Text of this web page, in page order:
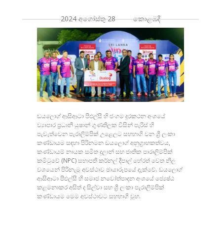
2024 අගෝස්තු 28 කොළඹදී
ඩයලොග් ආසිආටා පීඑල්සී හි ජංගම දුරකථන අංශයේ
ව්‍යාපාර ප්‍රධානී යුෂාන් ගුණතිලක විසින් පැරිස් හි
පැවැත්වෙන පැරාලිම්පික් උළෙලට සහභාගි වන ශ්‍රී ලංකා
කණ්ඩායම සඳහා පිරිනමන ඩයලොග් අනුග්‍රාහකත්වය,
කණ්ඩායම් නායක සමිත දුලාන් සහ ජාතික පාරාලිම්පික්
කමිටුවේ (NPC) සභාපති කර්නල් දීපාල් හේරත් වෙත නිල
වශයෙන් පිරිනැමූ අවස්ථාව ඡායාරූපයේ දැක්වේ. ඩයලොග්
ආසිආටා පීඑල්සී හි සමාජ නවෝත්පාදන අංශයේ ජ්‍යෙෂ්ඨ
කළමනාකර අසිත් ද සිල්වා සහ ශ්‍රී ලංකා පැරාලිම්පික්
කණ්ඩායම මෙම අවස්ථාවට සහභාගි වූහ.